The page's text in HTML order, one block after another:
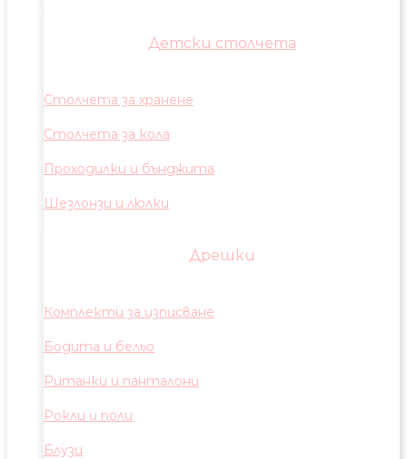
Детски столчета
Столчета за хранене
Столчета за кола
Проходилки и бънджита
Шезлонзи и люлки
Дрешки
Комплекти за изписване
Бодита и бельо
Ританки и панталони
Рокли и поли
Блузи